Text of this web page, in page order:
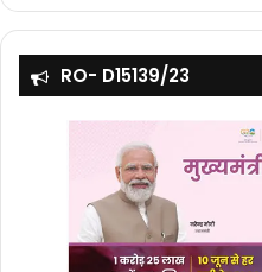
RO- D15139/23